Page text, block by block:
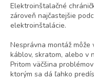
Elektroinštalačné
zároveň najčastejšie
elektroinštalácie.
Nesprávna montáž
káblov, skratom, alebo v
Pritom väčšina
ktorým sa dá ľahko